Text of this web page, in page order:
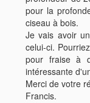
pour la
ciseau à bois.
Je vais avoir
celui-ci.
pour fraise à
intéressante
Merci de votre
Francis.